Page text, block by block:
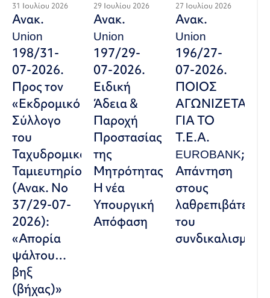
31 Ιουλίου 2026
Ανακ.
Union
198/31-
07-2026.
Προς τον
«Εκδρομικό
Σύλλογο
του
Ταχυδρομικού
Ταμιευτηρίου»
(Ανακ. Νο
37/29-07-
2026):
«Απορία
ψάλτου…
βηξ
(βήχας)»
29 Ιουλίου 2026
Ανακ.
Union
197/29-
07-2026.
Ειδική
Άδεια &
Παροχή
Προστασίας
της
Μητρότητας:
Η νέα
Υπουργική
Απόφαση
27 Ιουλίου 2026
Ανακ.
Union
196/27-
07-2026.
ΠΟΙΟΣ
ΑΓΩΝΙΖΕΤΑΙ
ΓΙΑ ΤΟ
Τ.Ε.Α.
EUROBANK;
Απάντηση
στους
λαθρεπιβάτες
του
συνδικαλισμού